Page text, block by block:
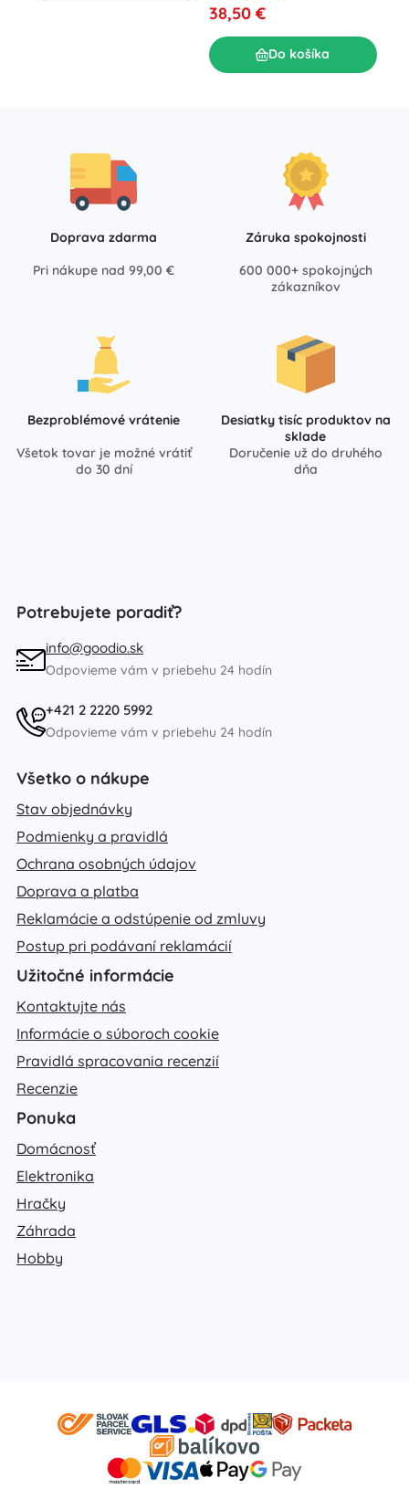
38,50 €
Do košíka
Doprava zdarma
Pri nákupe nad 99,00 €
Záruka spokojnosti
600 000+ spokojných
zákazníkov
Bezproblémové vrátenie
Všetok tovar je možné vrátiť
do 30 dní
Desiatky tisíc produktov na
sklade
Doručenie už do druhého
dňa
Potrebujete poradiť?
info@goodio.sk
Odpovieme vám v priebehu 24 hodín
+421 2 2220 5992
Odpovieme vám v priebehu 24 hodín
Všetko o nákupe
Stav objednávky
Podmienky a pravidlá
Ochrana osobných údajov
Doprava a platba
Reklamácie a odstúpenie od zmluvy
Postup pri podávaní reklamácií
Užitočné informácie
Kontaktujte nás
Informácie o súboroch cookie
Pravidlá spracovania recenzií
Recenzie
Ponuka
Domácnosť
Elektronika
Hračky
Záhrada
Hobby